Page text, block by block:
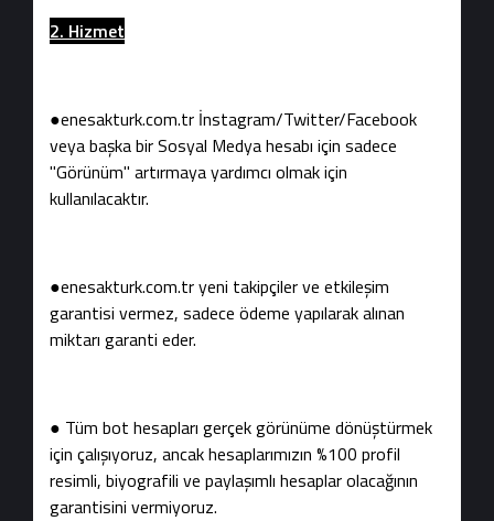
2. Hizmet
●enesakturk.com.tr İnstagram/Twitter/Facebook
veya başka bir Sosyal Medya hesabı için sadece
"Görünüm" artırmaya yardımcı olmak için
kullanılacaktır.
●enesakturk.com.tr yeni takipçiler ve etkileşim
garantisi vermez, sadece ödeme yapılarak alınan
miktarı garanti eder.
● Tüm bot hesapları gerçek görünüme dönüştürmek
için çalışıyoruz, ancak hesaplarımızın %100 profil
resimli, biyografili ve paylaşımlı hesaplar olacağının
garantisini vermiyoruz.